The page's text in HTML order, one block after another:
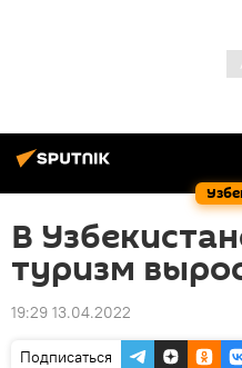
В
туризм
19:29 13.04.2022
Подписаться